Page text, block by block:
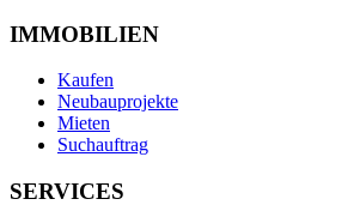
IMMOBILIEN
Kaufen
Neubauprojekte
Mieten
Suchauftrag
SERVICES